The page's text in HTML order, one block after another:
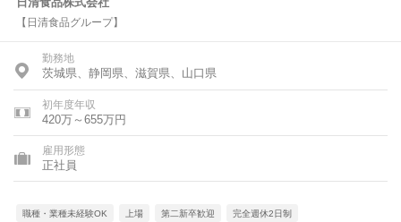
【日清食品グループ】
勤務地
茨城県、静岡県、滋賀県、山口県
初年度年収
420万～655万円
雇用形態
正社員
職種・業種未経験OK 上場 第二新卒歓迎 完全週休2日制